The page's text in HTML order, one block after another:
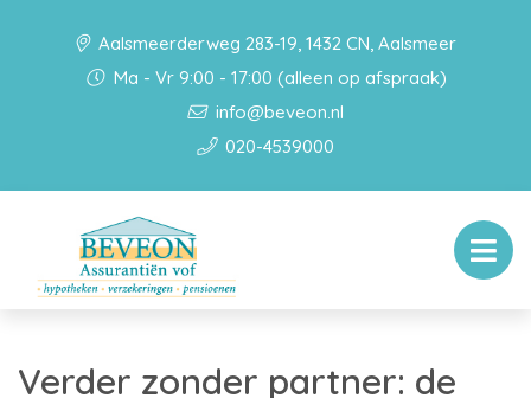
Aalsmeerderweg 283-19, 1432 CN, Aalsmeer
Ma - Vr 9:00 - 17:00 (alleen op afspraak)
info@beveon.nl
020-4539000
Verder zonder partner: de